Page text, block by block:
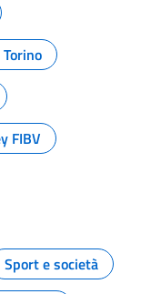
FIBV
Sport e società